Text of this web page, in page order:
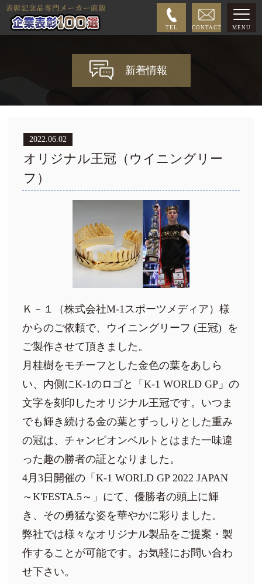
TEL CONTACT MENU
新着情報
2022.06.02
オリジナル王冠（ウイニングリー
フ）
Ｋ－１（株式会社M-1スポーツメディア）様
からのご依頼で、ウイニングリーフ (王冠) を
ご製作させて頂きました。
月桂樹をモチーフとした金色の葉をあしら
い、内側にK-1のロゴと「K-1 WORLD GP」の
文字を刻印したオリジナル王冠です。 いつま
でも輝き続ける金の葉とずっしりとした重み
の冠は、チャンピオンベルトとはまた一味違
った趣の勝者の証となりました。
4月3日開催の「K-1 WORLD GP 2022 JAPAN
～K'FESTA.5～」にて、優勝者の頭上に輝
き、その勇猛な姿を華やかに彩りました。
弊社では様々なオリジナル製品をご提案・製
作することが可能です。 お気軽にお問い合わ
せ下さい。